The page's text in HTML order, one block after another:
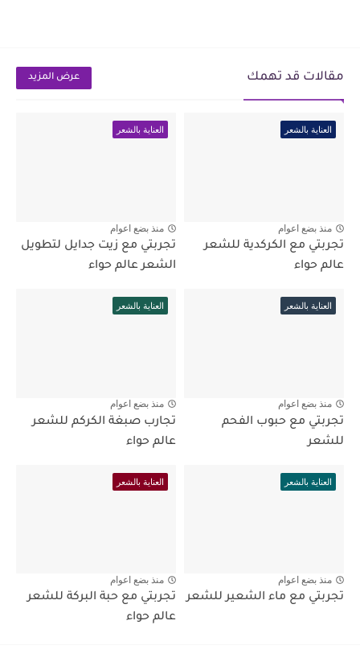
مقالات قد تهمك عرض المزيد
العناية بالشعر
منذ بضع اعوام
تجربتي مع الكركدية للشعر
عالم حواء
العناية بالشعر
منذ بضع اعوام
تجربتي مع زيت جدايل لتطويل
الشعر عالم حواء
العناية بالشعر
منذ بضع اعوام
تجربتي مع حبوب الفحم
للشعر
العناية بالشعر
منذ بضع اعوام
تجارب صبغة الكركم للشعر
عالم حواء
العناية بالشعر
منذ بضع اعوام
تجربتي مع ماء الشعير للشعر
العناية بالشعر
منذ بضع اعوام
تجربتي مع حبة البركة للشعر
عالم حواء